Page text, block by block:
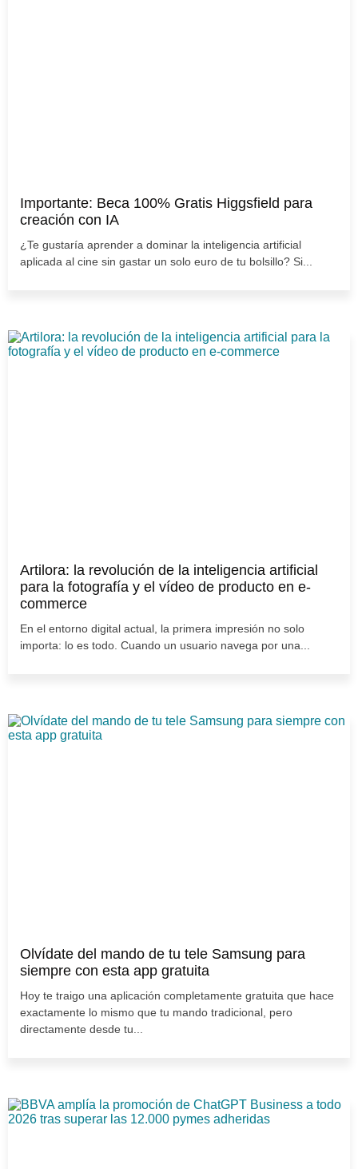
Importante: Beca 100% Gratis Higgsfield para
creación con IA
¿Te gustaría aprender a dominar la inteligencia artificial
aplicada al cine sin gastar un solo euro de tu bolsillo? Si...
Artilora: la revolución de la inteligencia artificial
para la fotografía y el vídeo de producto en e-
commerce
En el entorno digital actual, la primera impresión no solo
importa: lo es todo. Cuando un usuario navega por una...
Olvídate del mando de tu tele Samsung para
siempre con esta app gratuita
Hoy te traigo una aplicación completamente gratuita que hace
exactamente lo mismo que tu mando tradicional, pero
directamente desde tu...